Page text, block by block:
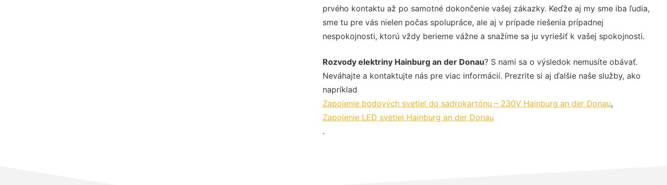
prvého kontaktu až po samotné dokončenie vašej zákazky. Keďže aj my sme iba ľudia,
sme tu pre vás nielen počas spolupráce, ale aj v prípade riešenia prípadnej
nespokojnosti, ktorú vždy berieme vážne a snažíme sa ju vyriešiť k vašej spokojnosti.
Rozvody elektriny Hainburg an der Donau? S nami sa o výsledok nemusíte obávať.
Neváhajte a kontaktujte nás pre viac informácií. Prezrite si aj ďalšie naše služby, ako
napríklad
Zapojenie bodových svetiel do sadrokartónu – 230V Hainburg an der Donau,
Zapojenie LED svetiel Hainburg an der Donau
.